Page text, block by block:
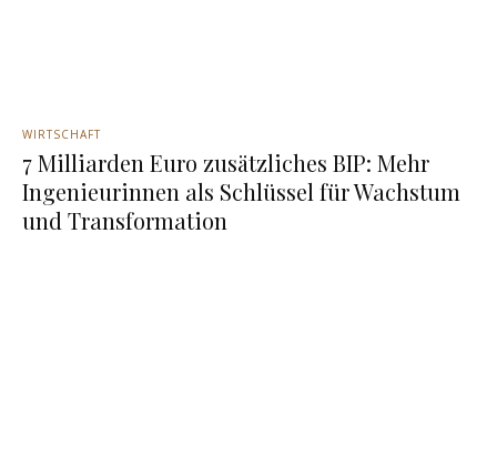
WIRTSCHAFT
7 Milliarden Euro zusätzliches BIP: Mehr
Ingenieurinnen als Schlüssel für Wachstum
und Transformation